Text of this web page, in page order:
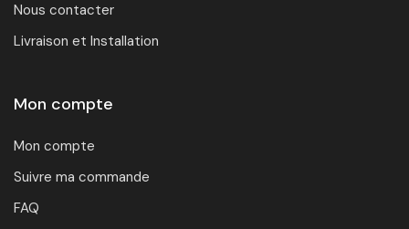
Nous contacter
Livraison et Installation
Mon compte
Mon compte
Suivre ma commande
FAQ